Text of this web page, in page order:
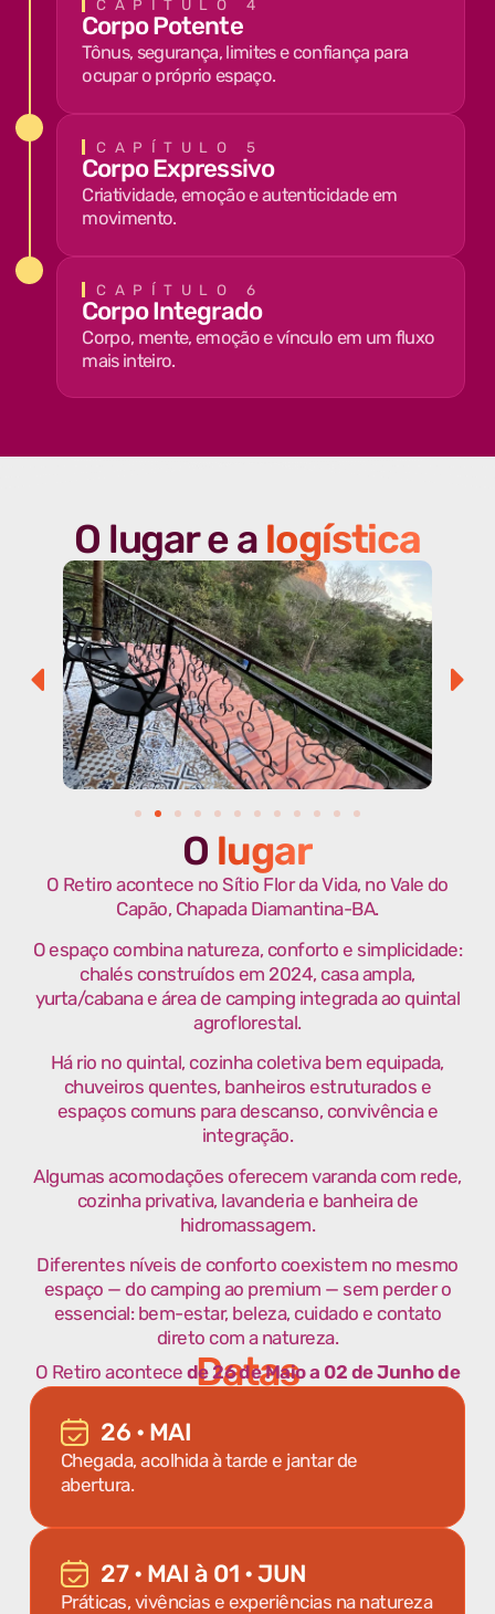
CAPÍTULO 4
Corpo Potente
Tônus, segurança, limites e confiança para
ocupar o próprio espaço.
CAPÍTULO 5
Corpo Expressivo
Criatividade, emoção e autenticidade em
movimento.
CAPÍTULO 6
Corpo Integrado
Corpo, mente, emoção e vínculo em um fluxo
mais inteiro.
O lugar e a logística
O lugar
O Retiro acontece no Sítio Flor da Vida, no Vale do
Capão, Chapada Diamantina-BA.
O espaço combina natureza, conforto e simplicidade:
chalés construídos em 2024, casa ampla,
yurta/cabana e área de camping integrada ao quintal
agroflorestal.
Há rio no quintal, cozinha coletiva bem equipada,
chuveiros quentes, banheiros estruturados e
espaços comuns para descanso, convivência e
integração.
Algumas acomodações oferecem varanda com rede,
cozinha privativa, lavanderia e banheira de
hidromassagem.
Diferentes níveis de conforto coexistem no mesmo
espaço — do camping ao premium — sem perder o
essencial: bem-estar, beleza, cuidado e contato
direto com a natureza.
Datas
O Retiro acontece de 26 de Maio a 02 de Junho de
26 • MAI
Chegada, acolhida à tarde e jantar de
abertura.
27 • MAI à 01 • JUN
Práticas, vivências e experiências na natureza